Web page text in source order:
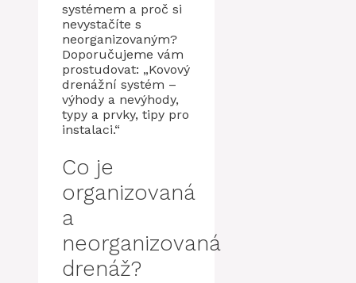
systémem a proč si
nevystačíte s
neorganizovaným?
Doporučujeme vám
prostudovat: „Kovový
drenážní systém –
výhody a nevýhody,
typy a prvky, tipy pro
instalaci.“
Co je
organizovaná
a
neorganizovaná
drenáž?